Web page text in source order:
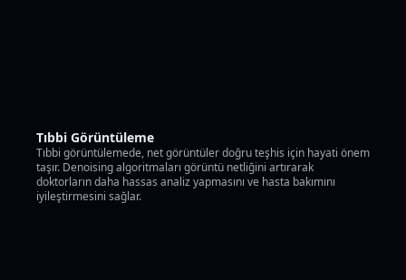
Tıbbi Görüntüleme
Tıbbi görüntülemede, net görüntüler doğru teşhis için hayati önem
taşır. Denoising algoritmaları görüntü netliğini artırarak
doktorların daha hassas analiz yapmasını ve hasta bakımını
iyileştirmesini sağlar.